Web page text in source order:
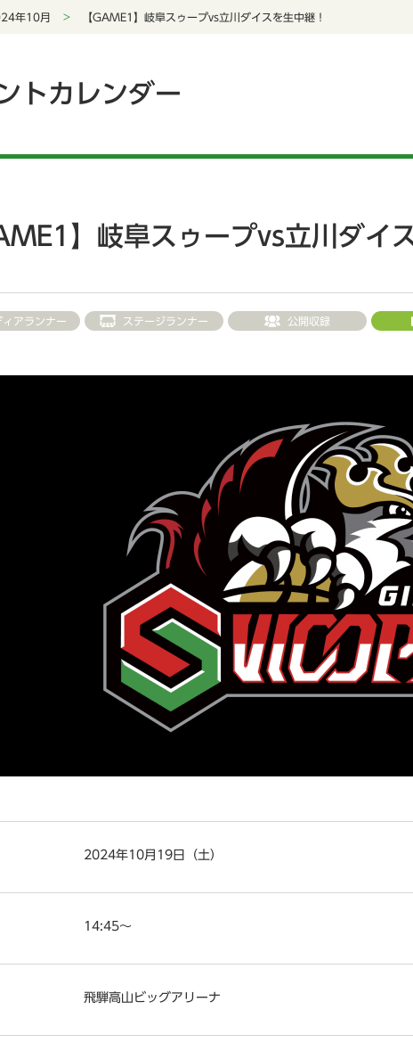
年10月 【GAME1】岐阜スゥープvs立川ダイスを生中継！
トカレンダー
】岐阜スゥープvs立川ダイ
ィアランナー ステージランナー 公開収録
2024年10月19日（土）
14:45～
飛騨高山ビッグアリーナ